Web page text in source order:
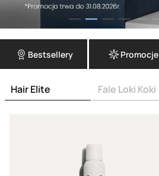
Bestsellery Promocje
Hair Elite Fale Loki Koki